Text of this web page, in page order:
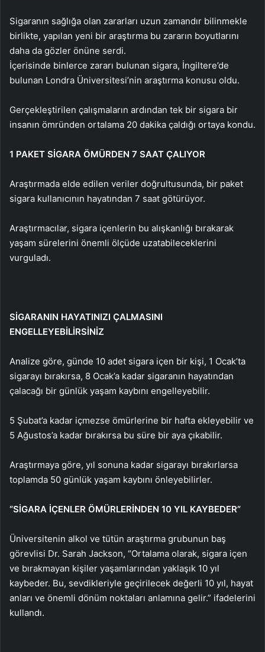
Sigaranın sağlığa olan zararları uzun zamandır bilinmekle
birlikte, yapılan yeni bir araştırma bu zararın boyutlarını
daha da gözler önüne serdi.
İçerisinde binlerce zararı bulunan sigara, İngiltere’de
bulunan Londra Üniversitesi’nin araştırma konusu oldu.
Gerçekleştirilen çalışmaların ardından tek bir sigara bir
insanın ömründen ortalama 20 dakika çaldığı ortaya kondu.
1 PAKET SİGARA ÖMÜRDEN 7 SAAT ÇALIYOR
Araştırmada elde edilen veriler doğrultusunda, bir paket
sigara kullanıcının hayatından 7 saat götürüyor.
Araştırmacılar, sigara içenlerin bu alışkanlığı bırakarak
yaşam sürelerini önemli ölçüde uzatabileceklerini
vurguladı.
SİGARANIN HAYATINIZI ÇALMASINI
ENGELLEYEBİLİRSİNİZ
Analize göre, günde 10 adet sigara içen bir kişi, 1 Ocak’ta
sigarayı bırakırsa, 8 Ocak’a kadar sigaranın hayatından
çalacağı bir günlük yaşam kaybını engelleyebilir.
5 Şubat’a kadar içmezse ömürlerine bir hafta ekleyebilir ve
5 Ağustos’a kadar bırakırsa bu süre bir aya çıkabilir.
Araştırmaya göre, yıl sonuna kadar sigarayı bırakırlarsa
toplamda 50 günlük yaşam kaybını önleyebilirler.
“SİGARA İÇENLER ÖMÜRLERİNDEN 10 YIL KAYBEDER”
Üniversitenin alkol ve tütün araştırma grubunun baş
görevlisi Dr. Sarah Jackson, “Ortalama olarak, sigara içen
ve bırakmayan kişiler yaşamlarından yaklaşık 10 yıl
kaybeder. Bu, sevdikleriyle geçirilecek değerli 10 yıl, hayat
anları ve önemli dönüm noktaları anlamına gelir.” ifadelerini
kullandı.